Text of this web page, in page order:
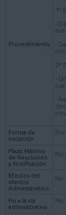
Procedimiento
1º
-
-
2º
-
-
Forma de
iniciación
Plazo Máximo
de Resolución
y Notificación
No
Efectos del
silencio
Administrativo
No
Fin a la vía
administrativa
No